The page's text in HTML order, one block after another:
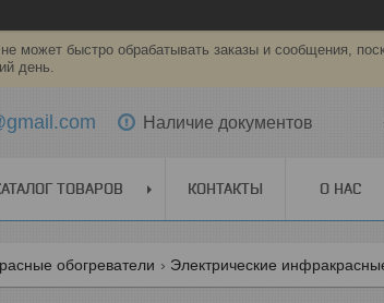
может быстро обрабатывать заказы и сообщения,
день.
Наличие документов
ТОВАРОВ КОНТАКТЫ О НАС
обогреватели Электрические